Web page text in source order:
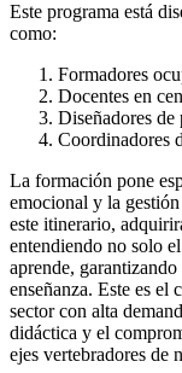
Este programa está
como:
Formadores
Docentes en
Diseñadores de
Coordinadores
La formación pone
emocional y la
este itinerario,
entendiendo no solo
aprende,
enseñanza. Este es el
sector con alta
didáctica y el
ejes vertebradores de